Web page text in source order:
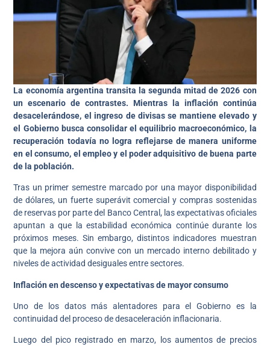
La economía argentina transita la segunda mitad de 2026 con
un escenario de contrastes. Mientras la inflación continúa
desacelerándose, el ingreso de divisas se mantiene elevado y
el Gobierno busca consolidar el equilibrio macroeconómico, la
recuperación todavía no logra reflejarse de manera uniforme
en el consumo, el empleo y el poder adquisitivo de buena parte
de la población.
Tras un primer semestre marcado por una mayor disponibilidad
de dólares, un fuerte superávit comercial y compras sostenidas
de reservas por parte del Banco Central, las expectativas oficiales
apuntan a que la estabilidad económica continúe durante los
próximos meses. Sin embargo, distintos indicadores muestran
que la mejora aún convive con un mercado interno debilitado y
niveles de actividad desiguales entre sectores.
Inflación en descenso y expectativas de mayor consumo
Uno de los datos más alentadores para el Gobierno es la
continuidad del proceso de desaceleración inflacionaria.
Luego del pico registrado en marzo, los aumentos de precios